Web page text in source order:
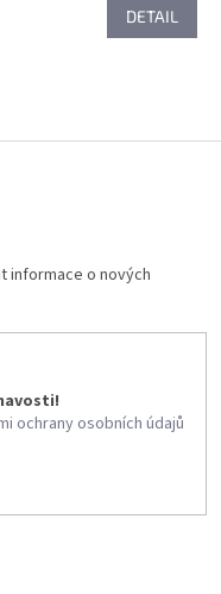
DETAIL
informace o nových
ochrany osobních údajů